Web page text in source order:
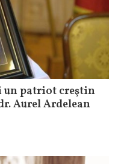
un patriot creştin
Aurel Ardelean